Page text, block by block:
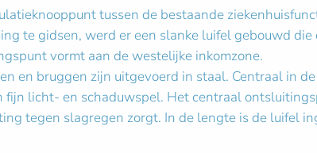
tussen de bestaande
te gidsen, werd er een slanke luifel gebouwd
vormt aan de westelijke inkomzone.
en bruggen zijn uitgevoerd in staal. Centraal in
licht- en schaduwspel. Het centraal
tegen slagregen zorgt. In de lengte is de luifel